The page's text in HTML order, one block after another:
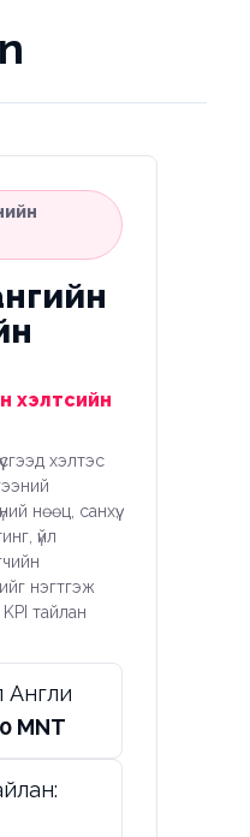
хэлтсийн
хэлтэс
нөөц, санхүү,
үйл
нэгтгэж
тайлан
Англи
MNT